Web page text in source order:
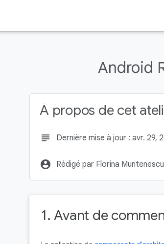
Android
À propos de cet
subject Dernière mise à jour : avr. 29,
account_circle Rédigé par Florina Muntenescu
1. Avant de